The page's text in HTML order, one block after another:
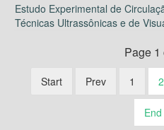
Estudo Experimental de
Técnicas Ultrassônicas e de
Page 1
Start Prev 1 2
End